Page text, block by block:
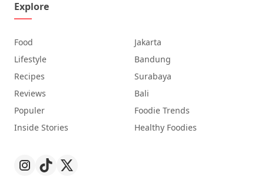
Explore
Food
Lifestyle
Recipes
Reviews
Populer
Inside Stories
Jakarta
Bandung
Surabaya
Bali
Foodie Trends
Healthy Foodies